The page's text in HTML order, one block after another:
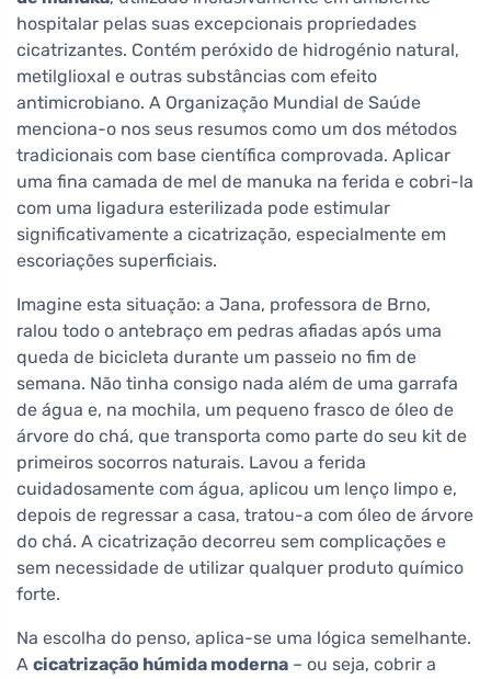
hospitalar pelas suas excepcionais propriedades
cicatrizantes. Contém peróxido de hidrogénio natural,
metilglioxal e outras substâncias com efeito
antimicrobiano. A Organização Mundial de Saúde
menciona-o nos seus resumos como um dos métodos
tradicionais com base científica comprovada. Aplicar
uma fina camada de mel de manuka na ferida e cobri-la
com uma ligadura esterilizada pode estimular
significativamente a cicatrização, especialmente em
escoriações superficiais.
Imagine esta situação: a Jana, professora de Brno,
ralou todo o antebraço em pedras afiadas após uma
queda de bicicleta durante um passeio no fim de
semana. Não tinha consigo nada além de uma garrafa
de água e, na mochila, um pequeno frasco de óleo de
árvore do chá, que transporta como parte do seu kit de
primeiros socorros naturais. Lavou a ferida
cuidadosamente com água, aplicou um lenço limpo e,
depois de regressar a casa, tratou-a com óleo de árvore
do chá. A cicatrização decorreu sem complicações e
sem necessidade de utilizar qualquer produto químico
forte.
Na escolha do penso, aplica-se uma lógica semelhante.
A cicatrização húmida moderna – ou seja, cobrir a